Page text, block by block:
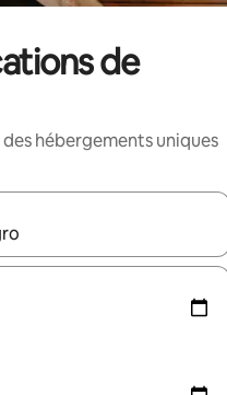
de
hébergements uniques
s'affichent, utilisez les flèches